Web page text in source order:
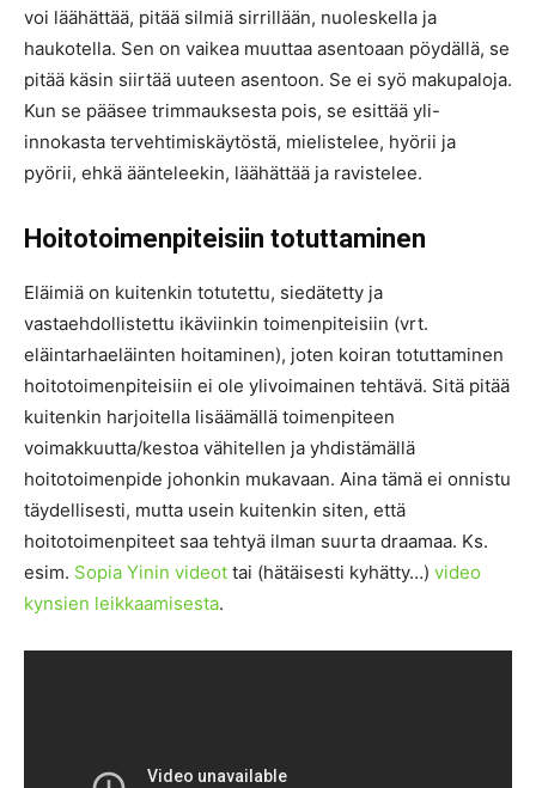
voi läähättää, pitää silmiä sirrillään, nuoleskella ja
haukotella. Sen on vaikea muuttaa asentoaan pöydällä, se
pitää käsin siirtää uuteen asentoon. Se ei syö makupaloja.
Kun se pääsee trimmauksesta pois, se esittää yli-
innokasta tervehtimiskäytöstä, mielistelee, hyörii ja
pyörii, ehkä äänteleekin, läähättää ja ravistelee.
Hoitotoimenpiteisiin totuttaminen
Eläimiä on kuitenkin totutettu, siedätetty ja
vastaehdollistettu ikäviinkin toimenpiteisiin (vrt.
eläintarhaeläinten hoitaminen), joten koiran totuttaminen
hoitotoimenpiteisiin ei ole ylivoimainen tehtävä. Sitä pitää
kuitenkin harjoitella lisäämällä toimenpiteen
voimakkuutta/kestoa vähitellen ja yhdistämällä
hoitotoimenpide johonkin mukavaan. Aina tämä ei onnistu
täydellisesti, mutta usein kuitenkin siten, että
hoitotoimenpiteet saa tehtyä ilman suurta draamaa. Ks.
esim. Sopia Yinin videot tai (hätäisesti kyhätty…) video
kynsien leikkaamisesta.